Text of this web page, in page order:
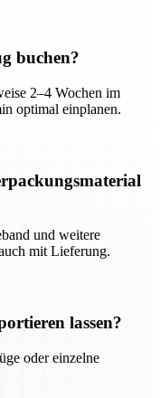
buchen?
2–4 Wochen im
optimal einplanen.
und weitere
mit Lieferung.
lassen?
oder einzelne